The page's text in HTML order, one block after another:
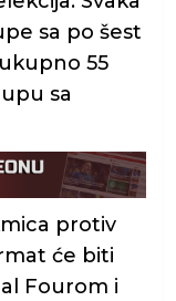
sa po šest
55
sa
protiv
će biti
Fourom i